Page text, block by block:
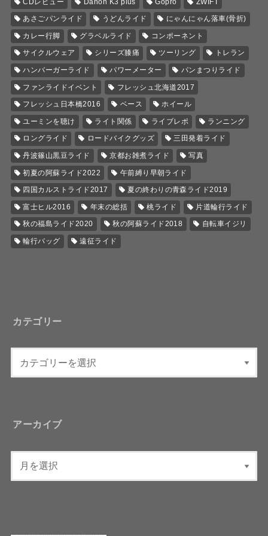
あさごパンライド うどんライド にゃんにゃん落車(骨折)
カレー行脚 グラベルライド コンポーネント
サイクルウェア シリーズ膝痛 ツーリング トレラン
ハンバーガーライド パワーメーター パンまつりライド
ファンライドイベント フレッシュ北海道2017
フレッシュ日本橋2016 ベース ホイール
ユーミンを聴け ライト関係 ライブレポ ランニング
ロングライド ロードバイクグッズ 三田発着ライド
丹波篠山黒豆ライド 京都お雑煮ライド 写真
初夏の阿蘇ライド2022 午前縛り早朝ライド
四国カルストライド2017 夏の終わりの青森ライド2019
富士ヒル2016 年末の総括 桃ライド 片道輪行ライド
秋の福島ライド2020 秋の阿蘇ライド2018 自転車イジリ
輪行バッグ 遠征ライド
カテゴリー
アーカイブ